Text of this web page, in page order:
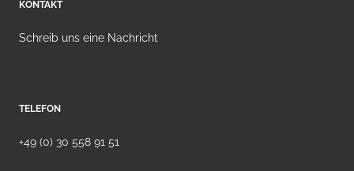
KONTAKT
Schreib uns eine Nachricht
TELEFON
+49 (0) 30 558 91 51